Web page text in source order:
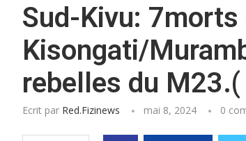
Sud-Kivu:
Kisongati/
rebelles du
Ecrit par Red.fizinews mai 8, 2024 0